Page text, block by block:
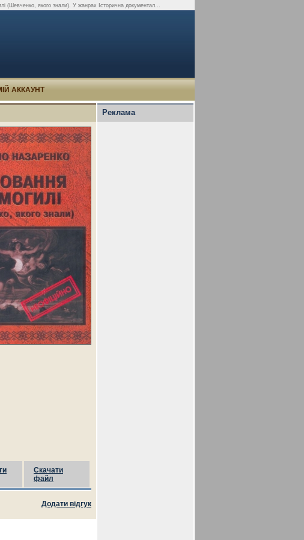
(Шевченко, якого знали). У жанрах Історична документал...
АККАУНТ
Скачати
файл
Додати відгук
Реклама